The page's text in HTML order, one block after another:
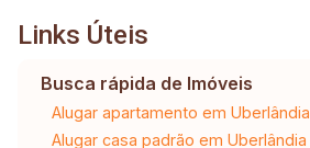
Links Úteis
Busca rápida de Imóveis
Alugar apartamento em Uberlândia
Alugar casa padrão em Uberlândia